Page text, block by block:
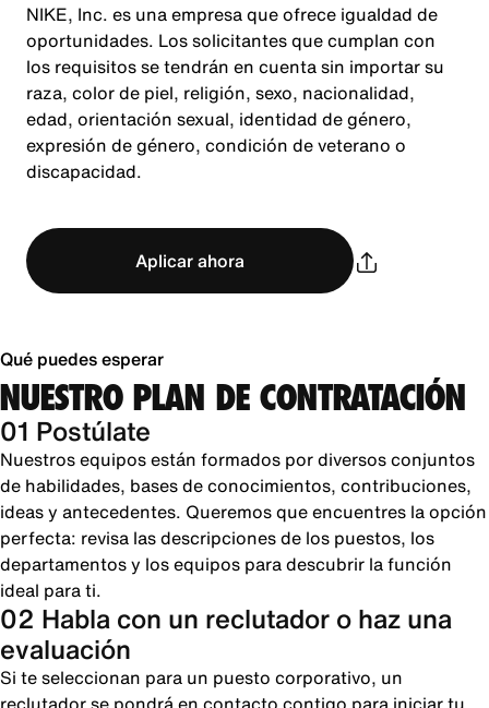
NIKE, Inc. es una empresa que ofrece igualdad de
oportunidades. Los solicitantes que cumplan con
los requisitos se tendrán en cuenta sin importar su
raza, color de piel, religión, sexo, nacionalidad,
edad, orientación sexual, identidad de género,
expresión de género, condición de veterano o
discapacidad.
Aplicar ahora
Qué puedes esperar
NUESTRO PLAN DE CONTRATACIÓN
01 Postúlate
Nuestros equipos están formados por diversos conjuntos
de habilidades, bases de conocimientos, contribuciones,
ideas y antecedentes. Queremos que encuentres la opción
perfecta: revisa las descripciones de los puestos, los
departamentos y los equipos para descubrir la función
ideal para ti.
02 Habla con un reclutador o haz una
evaluación
Si te seleccionan para un puesto corporativo, un